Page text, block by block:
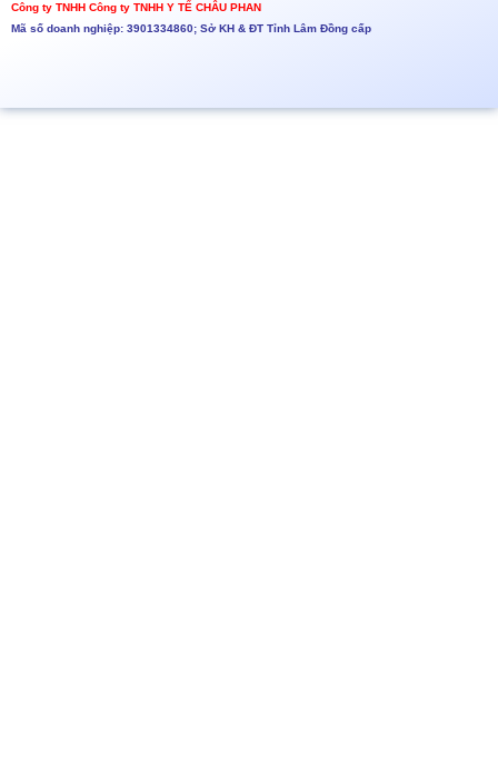
Công ty TNHH Công ty TNHH Y TẾ CHÂU PHAN
Mã số doanh nghiệp: 3901334860; Sở KH & ĐT Tỉnh Lâm Đồng cấp